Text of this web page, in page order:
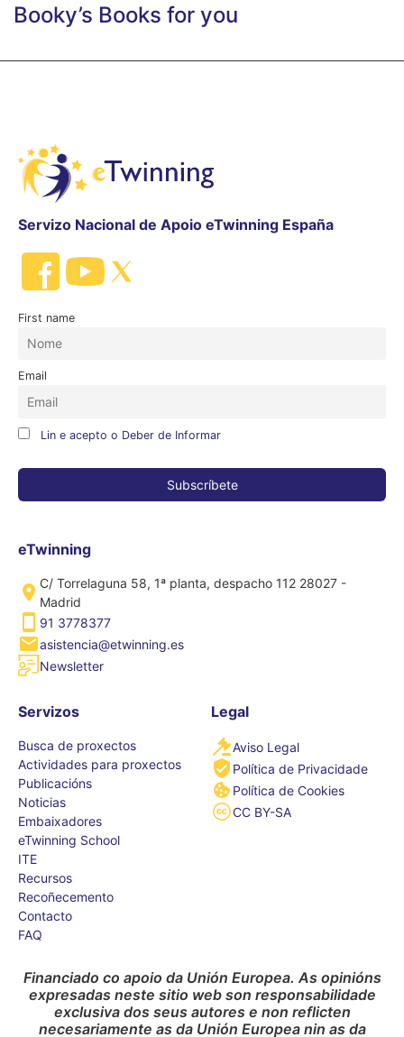
Booky’s Books for you
Servizo Nacional de Apoio eTwinning España
First name
Email
Lin e acepto o Deber de Informar
eTwinning
C/ Torrelaguna 58, 1ª planta, despacho 112 28027 -
Madrid
91 3778377
asistencia@etwinning.es
Newsletter
Servizos
Busca de proxectos
Actividades para proxectos
Publicacións
Noticias
Embaixadores
eTwinning School
ITE
Recursos
Recoñecemento
Contacto
FAQ
Legal
Aviso Legal
Política de Privacidade
Política de Cookies
CC BY-SA
Financiado co apoio da Unión Europea. As opinións
expresadas neste sitio web son responsabilidade
exclusiva dos seus autores e non reflicten
necesariamente as da Unión Europea nin as da